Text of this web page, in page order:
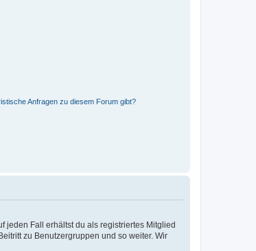
Anfragen zu diesem Forum gibt?
jeden Fall erhältst du als registriertes Mitglied
zu Benutzergruppen und so weiter. Wir